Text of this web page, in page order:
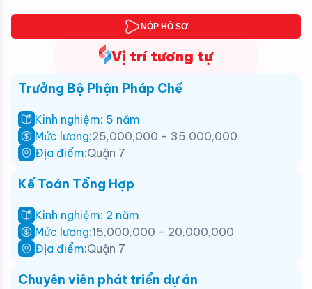
NỘP HỒ SƠ
Vị trí tương tự
Trưởng Bộ Phận Pháp Chế
Kinh nghiệm: 5 năm
Mức lương:25,000,000 - 35,000,000
Địa điểm:Quận 7
Kế Toán Tổng Hợp
Kinh nghiệm: 2 năm
Mức lương:15,000,000 - 20,000,000
Địa điểm:Quận 7
Chuyên viên phát triển dự án